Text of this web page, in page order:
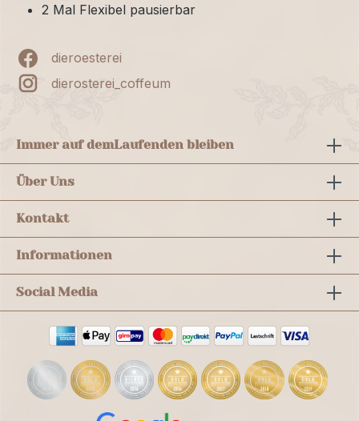
2 Mal Flexibel pausierbar
dieroesterei
dierosterei_coffeum
Immer auf demLaufenden bleiben
Über Uns
Kontakt
Informationen
Social Media